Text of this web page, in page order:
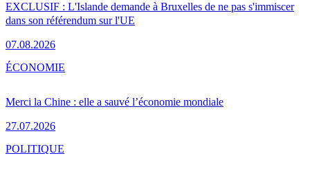
EXCLUSIF : L'Islande demande à Bruxelles de ne pas s'immiscer
dans son référendum sur l'UE
07.08.2026
Merci la Chine : elle a sauvé l’économie mondiale
27.07.2026
ÉCONOMIE
POLITIQUE